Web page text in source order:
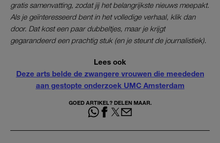
gratis samenvatting, zodat jij het belangrijkste nieuws meepakt.
Als je geïnteresseerd bent in het volledige verhaal, klik dan
door. Dat kost een paar dubbeltjes, maar je krijgt
gegarandeerd een prachtig stuk (en je steunt de journalistiek).
Lees ook
Deze arts belde de zwangere vrouwen die meededen
aan gestopte onderzoek UMC Amsterdam
GOED ARTIKEL? DELEN MAAR.